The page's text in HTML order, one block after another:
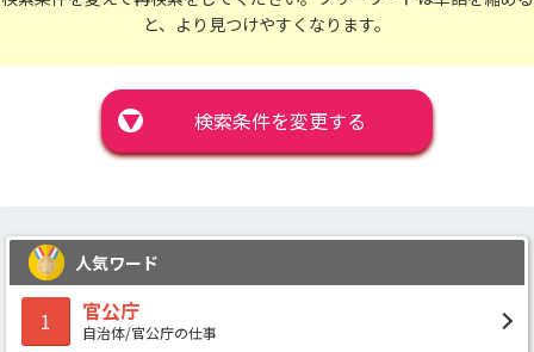
と、より見つけやすくなります。
▼ 検索条件を変更する
人気ワード
1 官公庁
自治体/官公庁の仕事